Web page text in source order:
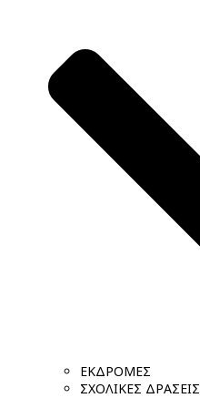
ΕΚΔΡΟΜΕΣ
ΣΧΟΛΙΚΕΣ ΔΡΑΣΕΙΣ